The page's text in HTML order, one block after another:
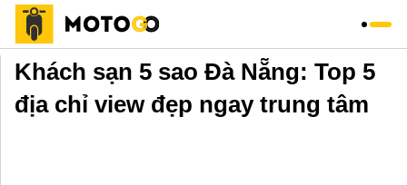
Trang chủ » Khách sạn»
Khách sạn 5 sao Đà Nẵng: Top 5
địa chỉ view đẹp ngay trung tâm